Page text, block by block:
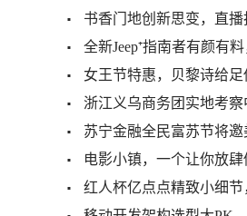
书香门地创新思变，直播抢工厂高渗透裂
全新Jeep⁺指南者有颜有料，世界
女王节特惠，贝黎诗给足
浙江义乌商务团实地考察中信环境
苏宁金融全民富苏节将邀美女美食直播
电影小镇，一个让你放
红人杯亿点点精致小细节，助力女